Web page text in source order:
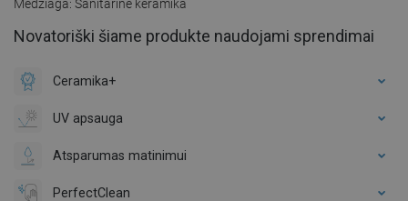
Medžiaga: Sanitarinė keramika
Novatoriški šiame produkte naudojami sprendimai
Ceramika+
UV apsauga
Atsparumas matinimui
PerfectClean